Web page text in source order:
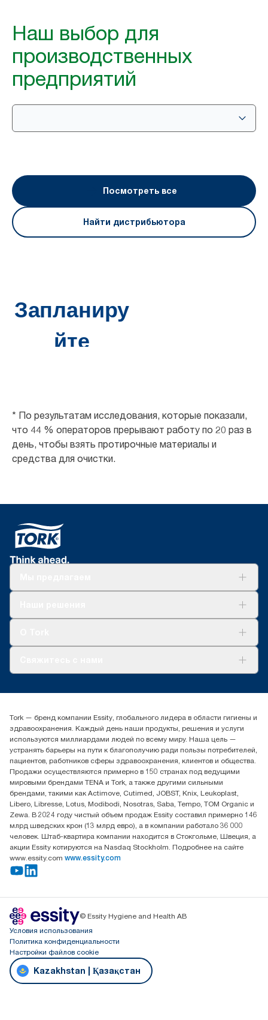
Наш выбор для
производственных
предприятий
Посмотреть все
Найти дистрибьютора
* По результатам исследования, которые показали,
что 44 % операторов прерывают работу по 20 раз в
день, чтобы взять протирочные материалы и
средства для очистки.
(+7) 777 779 0095
Контакты на рынках СНГ
ООО «Эссити», Представительство в Казахстане Пр.
Достык, 210, 2 блок, 3 этаж,
офис №32 050051, г.
Алматы, Казахстан
Tork — бренд компании Essity, глобального лидера в области гигиены и
здравоохранения. Каждый день наши продукты, решения и услуги
используются миллиардами людей по всему миру. Наша цель —
устранять барьеры на пути к благополучию ради пользы потребителей,
пациентов, работников сферы здравоохранения, клиентов и общества.
Продажи осуществляются примерно в 150 странах под ведущими
мировыми брендами TENA и Tork, а также другими сильными
брендами, такими как Actimove, Cutimed, JOBST, Knix, Leukoplast,
Libero, Libresse, Lotus, Modibodi, Nosotras, Saba, Tempo, TOM Organic и
Zewa. В 2024 году чистый объем продаж Essity составил примерно 146
млрд шведских крон (13 млрд евро), а в компании работало 36 000
человек. Штаб-квартира компании находится в Стокгольме, Швеция, а
акции Essity котируются на Nasdaq Stockholm. Подробнее на сайте
www.essity.com www.essity.com
© Essity Hygiene and Health AB
Условия использования
Политика конфиденциальности
Настройки файлов cookie
Kazakhstan | Қазақстан